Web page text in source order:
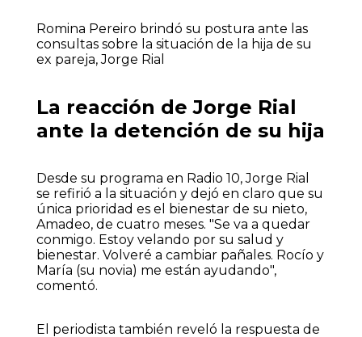
Romina Pereiro brindó su postura ante las
consultas sobre la situación de la hija de su
ex pareja, Jorge Rial
La reacción de Jorge Rial
ante la detención de su hija
Desde su programa en Radio 10, Jorge Rial
se refirió a la situación y dejó en claro que su
única prioridad es el bienestar de su nieto,
Amadeo, de cuatro meses. "Se va a quedar
conmigo. Estoy velando por su salud y
bienestar. Volveré a cambiar pañales. Rocío y
María (su novia) me están ayudando",
comentó.
El periodista también reveló la respuesta de